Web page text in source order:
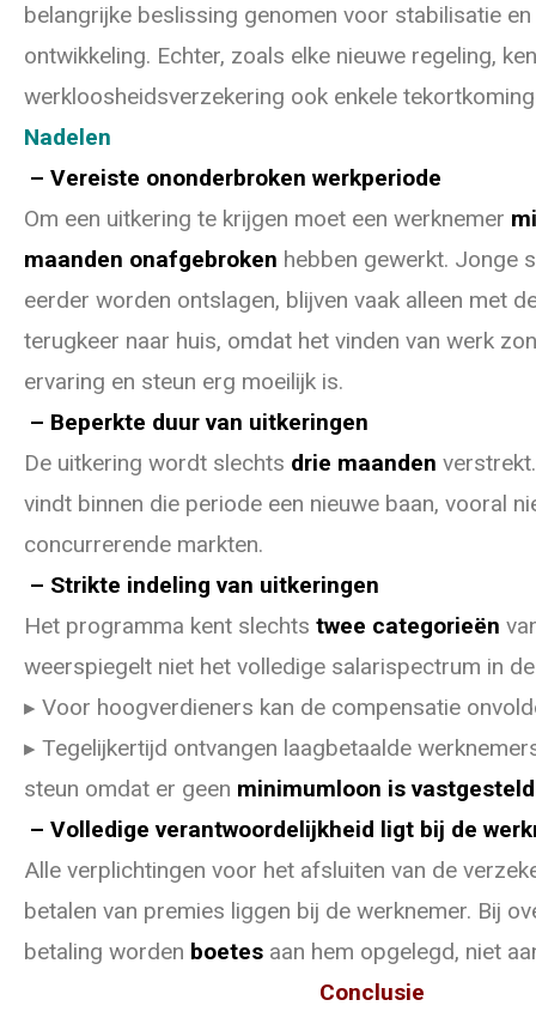
belangrijke beslissing genomen voor stabilisatie
ontwikkeling. Echter, zoals elke nieuwe regeling,
werkloosheidsverzekering ook enkele
Nadelen
– Vereiste ononderbroken werkperiode
Om een uitkering te krijgen moet een werknemer
maanden onafgebroken hebben gewerkt. Jonge
eerder worden ontslagen, blijven vaak alleen met
terugkeer naar huis, omdat het vinden van werk
ervaring en steun erg moeilijk is.
– Beperkte duur van uitkeringen
De uitkering wordt slechts drie maanden
vindt binnen die periode een nieuwe baan, vooral
concurrerende markten.
– Strikte indeling van uitkeringen
Het programma kent slechts twee categorieën
weerspiegelt niet het volledige salarispectrum in de
▸ Voor hoogverdieners kan de compensatie
▸ Tegelijkertijd ontvangen laagbetaalde
steun omdat er geen minimumloon is vastgesteld
– Volledige verantwoordelijkheid ligt bij de
Alle verplichtingen voor het afsluiten van de
betalen van premies liggen bij de werknemer. Bij
betaling worden boetes aan hem opgelegd, niet
Conclusie